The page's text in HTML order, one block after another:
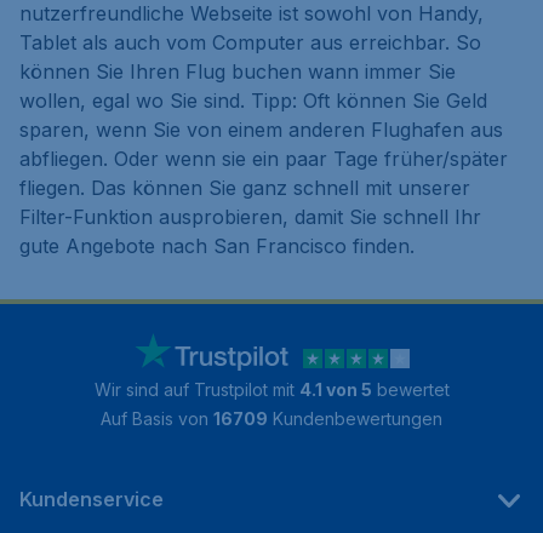
nutzerfreundliche Webseite ist sowohl von Handy,
Tablet als auch vom Computer aus erreichbar. So
können Sie Ihren Flug buchen wann immer Sie
wollen, egal wo Sie sind. Tipp: Oft können Sie Geld
sparen, wenn Sie von einem anderen Flughafen aus
abfliegen. Oder wenn sie ein paar Tage früher/später
fliegen. Das können Sie ganz schnell mit unserer
Filter-Funktion ausprobieren, damit Sie schnell Ihr
gute Angebote nach San Francisco finden.
Wir sind auf Trustpilot mit 4.1 von 5 bewertet
Auf Basis von 16709 Kundenbewertungen
Kundenservice